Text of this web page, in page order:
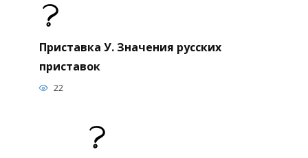
Приставка У. Значения русских
приставок
22